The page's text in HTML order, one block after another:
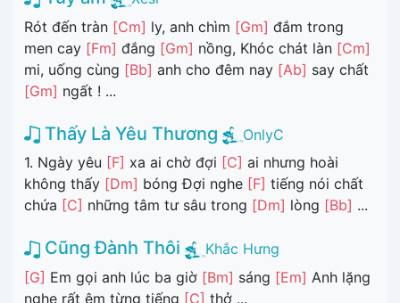
Rót đến tràn [Cm] ly, anh chìm [Gm] đắm trong
men cay [Fm] đắng [Gm] nồng, Khóc chát làn [Cm]
mi, uống cùng [Bb] anh cho đêm nay [Ab] say chất
[Gm] ngất ! ...
Thấy Là Yêu Thương
OnlyC
1. Ngày yêu [F] xa ai chờ đợi [C] ai nhưng hoài
không thấy [Dm] bóng Đợi nghe [F] tiếng nói chất
chứa [C] những tâm tư sâu trong [Dm] lòng [Bb] ...
Cũng Đành Thôi
Khắc Hưng
[G] Em gọi anh lúc ba giờ [Bm] sáng [Em] Anh lặng
nghe rất êm từng tiếng [C] thở ...